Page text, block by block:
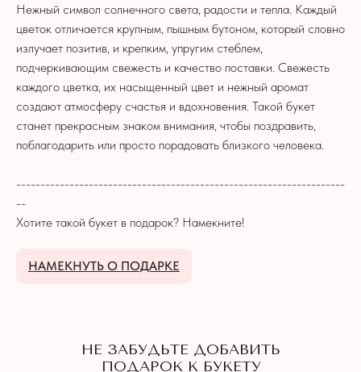
Нежный символ солнечного света, радости и тепла. Каждый
цветок отличается крупным, пышным бутоном, который словно
излучает позитив, и крепким, упругим стеблем,
подчеркивающим свежесть и качество поставки. Свежесть
каждого цветка, их насыщенный цвет и нежный аромат
создают атмосферу счастья и вдохновения. Такой букет
станет прекрасным знаком внимания, чтобы поздравить,
поблагодарить или просто порадовать близкого человека.
--------------------------------------------------------------------
--
Хотите такой букет в подарок? Намекните!
НАМЕКНУТЬ О ПОДАРКЕ
НЕ ЗАБУДЬТЕ ДОБАВИТЬ
ПОДАРОК К БУКЕТУ